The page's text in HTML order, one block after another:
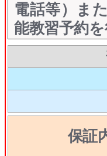
電話等）ま
能教習予約を
保証